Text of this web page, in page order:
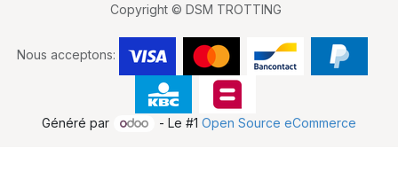
Copyright © DSM TROTTING
Nous acceptons:
Généré par - Le #1Open Source eCommerce